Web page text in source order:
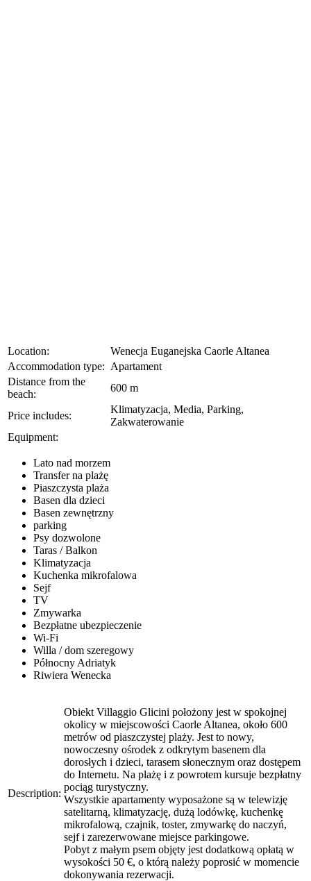
Location:
Wenecja Euganejska Caorle Altanea
Accommodation type: Apartament
Distance from the
beach:
600 m
Price includes:
Klimatyzacja, Media, Parking,
Zakwaterowanie
Equipment:
Lato nad morzem
Transfer na plażę
Piaszczysta plaża
Basen dla dzieci
Basen zewnętrzny
parking
Psy dozwolone
Taras / Balkon
Klimatyzacja
Kuchenka mikrofalowa
Sejf
TV
Zmywarka
Bezpłatne ubezpieczenie
Wi-Fi
Willa / dom szeregowy
Północny Adriatyk
Riwiera Wenecka
Description:
Obiekt Villaggio Glicini położony jest w spokojnej
okolicy w miejscowości Caorle Altanea, około 600
metrów od piaszczystej plaży. Jest to nowy,
nowoczesny ośrodek z odkrytym basenem dla
dorosłych i dzieci, tarasem słonecznym oraz dostępem
do Internetu. Na plażę i z powrotem kursuje bezpłatny
pociąg turystyczny.
Wszystkie apartamenty wyposażone są w telewizję
satelitarną, klimatyzację, dużą lodówkę, kuchenkę
mikrofalową, czajnik, toster, zmywarkę do naczyń,
sejf i zarezerwowane miejsce parkingowe.
Pobyt z małym psem objęty jest dodatkową opłatą w
wysokości 50 €, o którą należy poprosić w momencie
dokonywania rezerwacji.